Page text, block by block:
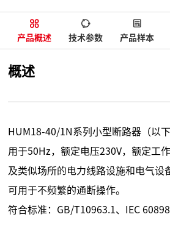
产品概述 技术参数 产品样本
概述
HUM18-40/1N系列小型断路器（以
用于50Hz，额定电压230V，额定工
及类似场所的电力线路设施和电气设
可用于不频繁的通断操作。
符合标准：GB/T10963.1、IEC